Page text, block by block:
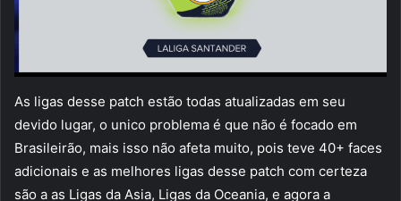
As ligas desse patch estão todas atualizadas em seu
devido lugar, o unico problema é que não é focado em
Brasileirão, mais isso não afeta muito, pois teve 40+ faces
adicionais e as melhores ligas desse patch com certeza
são a as Ligas da Asia, Ligas da Oceania, e agora a